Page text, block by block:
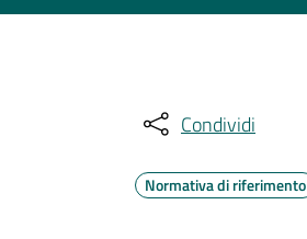
Condividi
Normativa di riferimento